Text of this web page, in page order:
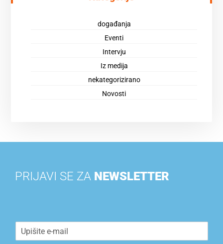
događanja
Eventi
Intervju
Iz medija
nekategorizirano
Novosti
PRIJAVI SE ZANEWSLETTER
m